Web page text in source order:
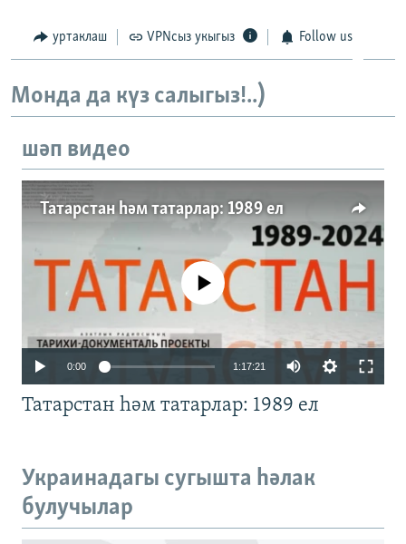
уртаклаш VPNсыз укыгыз Follow us
Монда да күз салыгыз!..)
шәп видео
Татарстан һәм татарлар: 1989 ел
No media source currently available
0:00 1:17:21
Татарстан һәм татарлар: 1989 ел
Украинадагы сугышта һәлак
булучылар